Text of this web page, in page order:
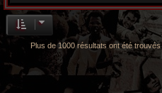
Plus de 1000 résultats ont été trouvés